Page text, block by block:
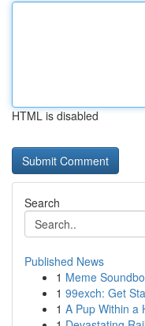
HTML is disabled
Search
Published News
1 Meme
1 99exch: Get
1 A Pup Within a